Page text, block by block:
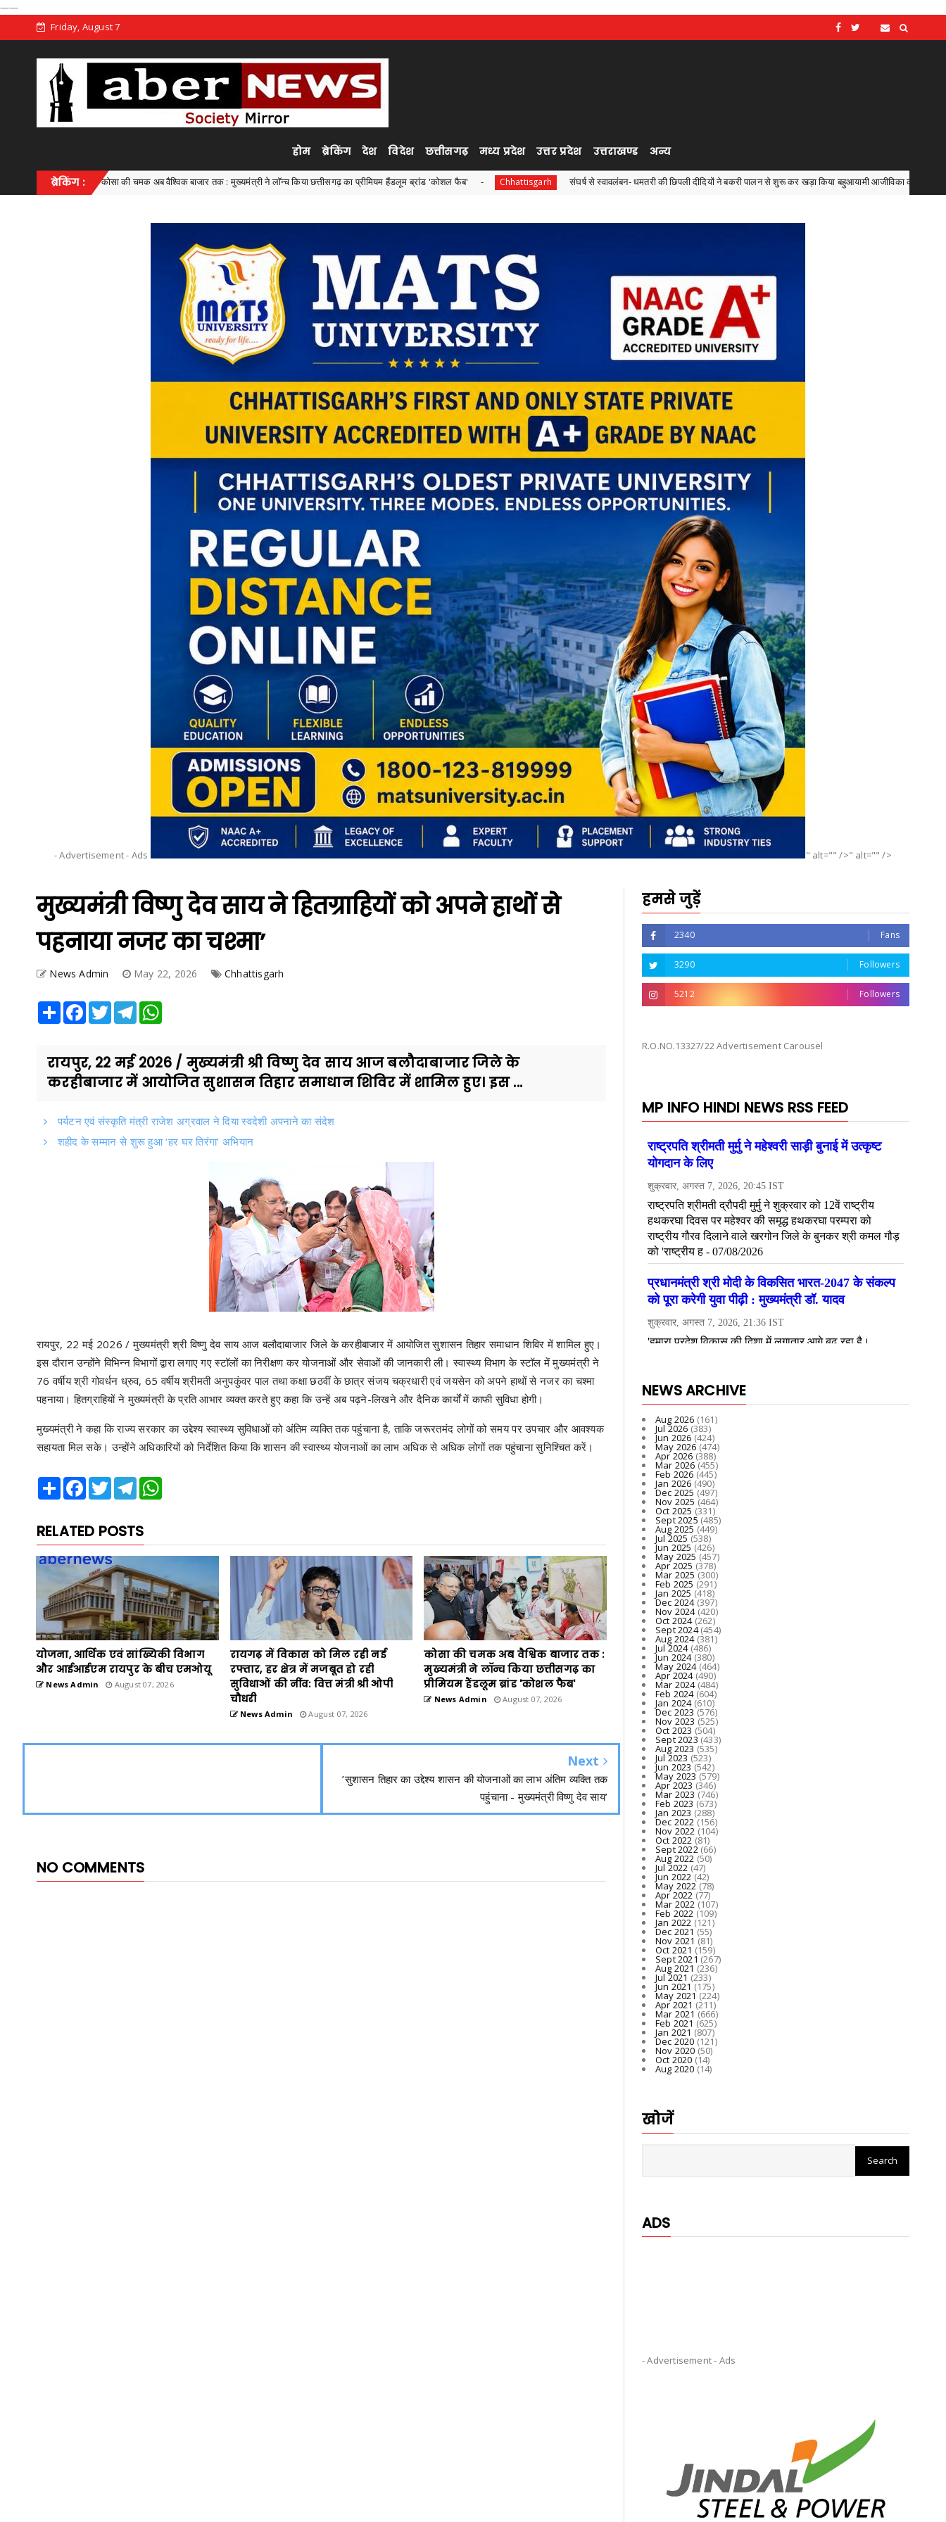
——
Friday, August 7
होम ब्रेकिंग देश विदेश छत्तीसगढ़ मध्य प्रदेश उत्तर प्रदेश उत्तराखण्ड अन्य
ब्रेकिंग :
कोसा की चमक अब वैश्विक बाजार तक : मुख्यमंत्री ने लॉन्च किया छत्तीसगढ़ का प्रीमियम हैंडलूम ब्रांड 'कोशल फैब' Chhattisgarh संघर्ष से स्वावलंबन- धमतरी की छिपली दीदियों ने बकरी पालन से शुरू कर खड़ा किया बहुआयामी आजीविका का साम्राज्य
- Advertisement - Ads " alt="" />" alt="" />
मुख्यमंत्री विष्णु देव साय ने हितग्राहियों को अपने हाथों से
पहनाया नजर का चश्मा’
News Admin May 22, 2026 Chhattisgarh
Share Facebook
TwitterTelegram
रायपुर, 22 मई 2026 / मुख्यमंत्री श्री विष्णु देव साय आज बलौदाबाजार जिले के
करहीबाजार में आयोजित सुशासन तिहार समाधान शिविर में शामिल हुए। इस ...
पर्यटन एवं संस्कृति मंत्री राजेश अग्रवाल ने दिया स्वदेशी अपनाने का संदेश
शहीद के सम्मान से शुरू हुआ ‘हर घर तिरंगा’ अभियान
रायपुर, 22 मई 2026 / मुख्यमंत्री श्री विष्णु देव साय आज बलौदाबाजार जिले के करहीबाजार में आयोजित सुशासन तिहार समाधान शिविर में शामिल हुए।
इस दौरान उन्होंने विभिन्न विभागों द्वारा लगाए गए स्टॉलों का निरीक्षण कर योजनाओं और सेवाओं की जानकारी ली। स्वास्थ्य विभाग के स्टॉल में मुख्यमंत्री ने
76 वर्षीय श्री गोवर्धन ध्रुव, 65 वर्षीय श्रीमती अनुपकुंवर पाल तथा कक्षा छठवीं के छात्र संजय चक्रधारी एवं जयसेन को अपने हाथों से नजर का चश्मा
पहनाया। हितग्राहियों ने मुख्यमंत्री के प्रति आभार व्यक्त करते हुए कहा कि उन्हें अब पढ़ने-लिखने और दैनिक कार्यों में काफी सुविधा होगी।
मुख्यमंत्री ने कहा कि राज्य सरकार का उद्देश्य स्वास्थ्य सुविधाओं को अंतिम व्यक्ति तक पहुंचाना है, ताकि जरूरतमंद लोगों को समय पर उपचार और आवश्यक
सहायता मिल सके। उन्होंने अधिकारियों को निर्देशित किया कि शासन की स्वास्थ्य योजनाओं का लाभ अधिक से अधिक लोगों तक पहुंचाना सुनिश्चित करें।
Share Facebook
TwitterTelegram
RELATED POSTS
योजना, आर्थिक एवं सांख्यिकी विभाग
और आईआईएम रायपुर के बीच एमओयू
News Admin August 07, 2026
रायगढ़ में विकास को मिल रही नई
रफ्तार, हर क्षेत्र में मजबूत हो रही
सुविधाओं की नींव: वित्त मंत्री श्री ओपी
चौधरी
News Admin August 07, 2026
कोसा की चमक अब वैश्विक बाजार तक :
मुख्यमंत्री ने लॉन्च किया छत्तीसगढ़ का
प्रीमियम हैंडलूम ब्रांड 'कोशल फैब'
News Admin August 07, 2026
Next
’सुशासन तिहार का उद्देश्य शासन की योजनाओं का लाभ अंतिम व्यक्ति तक
पहुंचाना - मुख्यमंत्री विष्णु देव साय’
NO COMMENTS
हमसे जुड़ें
2340 Fans
3290 Followers
5212 Followers
R.O.NO.13327/22 Advertisement Carousel
MP INFO HINDI NEWS RSS FEED
NEWS ARCHIVE
Aug 2026 (161)
Jul 2026 (383)
Jun 2026(424)
May 2026(474)
Apr 2026 (388)
Mar 2026(455)
Feb 2026 (445)
Jan 2026 (490)
Dec 2025(497)
Nov 2025 (464)
Oct 2025 (331)
Sept 2025 (485)
Aug 2025 (449)
Jul 2025 (538)
Jun 2025(426)
May 2025(457)
Apr 2025 (378)
Mar 2025 (300)
Feb 2025 (291)
Jan 2025 (418)
Dec 2024(397)
Nov 2024(420)
Oct 2024(262)
Sept 2024(454)
Aug 2024(381)
Jul 2024(486)
Jun 2024(380)
May 2024(464)
Apr 2024(490)
Mar 2024(484)
Feb 2024(604)
Jan 2024(610)
Dec 2023(576)
Nov 2023 (525)
Oct 2023 (504)
Sept 2023 (433)
Aug 2023 (535)
Jul 2023 (523)
Jun 2023(542)
May 2023(579)
Apr 2023 (346)
Mar 2023 (746)
Feb 2023 (673)
Jan 2023 (288)
Dec 2022(156)
Nov 2022 (104)
Oct 2022 (81)
Sept 2022(66)
Aug 2022 (50)
Jul 2022 (47)
Jun 2022(42)
May 2022(78)
Apr 2022 (77)
Mar 2022(107)
Feb 2022 (109)
Jan 2022 (121)
Dec 2021 (55)
Nov 2021 (81)
Oct 2021 (159)
Sept 2021 (267)
Aug 2021 (236)
Jul 2021 (233)
Jun 2021(175)
May 2021(224)
Apr 2021 (211)
Mar 2021 (666)
Feb 2021 (625)
Jan 2021 (807)
Dec 2020(121)
Nov 2020 (50)
Oct 2020 (14)
Aug 2020(14)
खोजें
ADS
- Advertisement - Ads